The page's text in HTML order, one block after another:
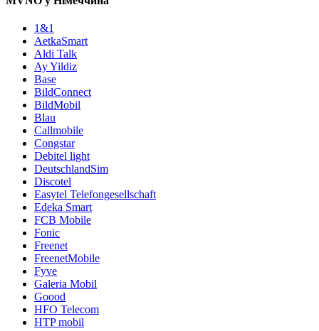
1&1
AetkaSmart
Aldi Talk
Ay Yildiz
Base
BildConnect
BildMobil
Blau
Callmobile
Congstar
Debitel light
DeutschlandSim
Discotel
Easytel Telefongesellschaft
Edeka Smart
FCB Mobile
Fonic
Freenet
FreenetMobile
Fyve
Galeria Mobil
Goood
HFO Telecom
HTP mobil